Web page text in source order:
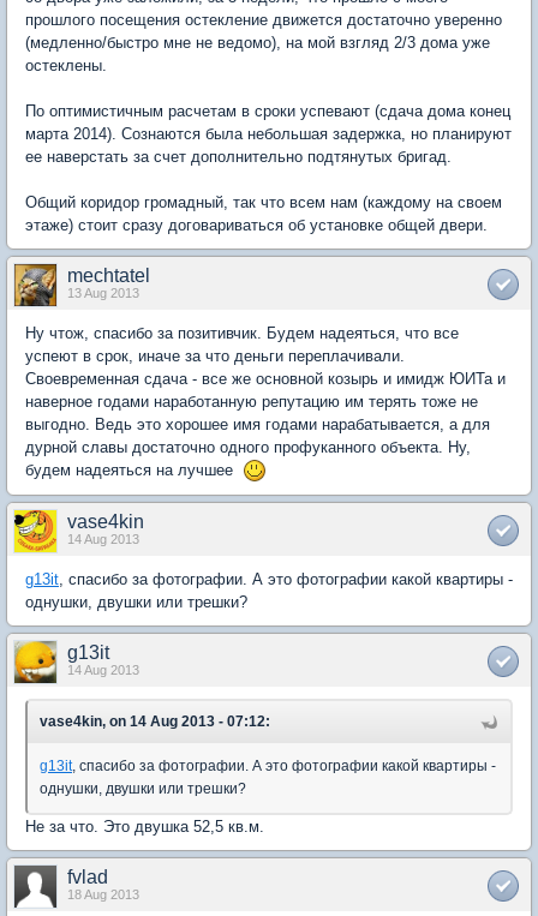
прошлого посещения остекление движется достаточно уверенно
(медленно/быстро мне не ведомо), на мой взгляд 2/3 дома уже
остеклены.
По оптимистичным расчетам в сроки успевают (сдача дома конец
марта 2014). Сознаются была небольшая задержка, но планируют
ее наверстать за счет дополнительно подтянутых бригад.
Общий коридор громадный, так что всем нам (каждому на своем
этаже) стоит сразу договариваться об установке общей двери.
mechtatel
13 Aug 2013
Ну чтож, спасибо за позитивчик. Будем надеяться, что все
успеют в срок, иначе за что деньги переплачивали.
Своевременная сдача - все же основной козырь и имидж ЮИТа и
наверное годами наработанную репутацию им терять тоже не
выгодно. Ведь это хорошее имя годами нарабатывается, а для
дурной славы достаточно одного профуканного объекта. Ну,
будем надеяться на лучшее
vase4kin
14 Aug 2013
g13it, спасибо за фотографии. А это фотографии какой квартиры -
однушки, двушки или трешки?
g13it
14 Aug 2013
vase4kin, on 14 Aug 2013 - 07:12:
g13it, спасибо за фотографии. А это фотографии какой квартиры -
однушки, двушки или трешки?
Не за что. Это двушка 52,5 кв.м.
fvlad
18 Aug 2013